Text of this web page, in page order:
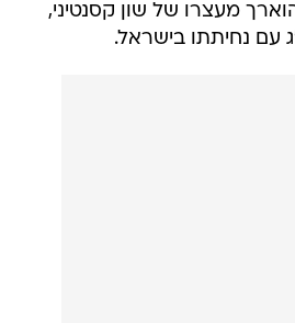
הוארך מעצרו של שון קסנטיני,
עם נחיתתו בישראל.